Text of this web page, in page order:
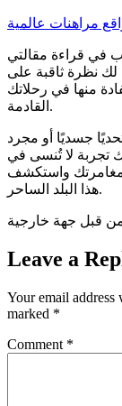
مراهنات عالمية
في قراءة مقالتي
لك نظرة ثاقبة على
منها في رحلاتك
القادمة.
جسديًا أو مجرد
لك تجربة لا تُنسى في
مغامرتك واستكشف
هذا البلد الساحر.
Leave a
Your email
marked *
Comment *